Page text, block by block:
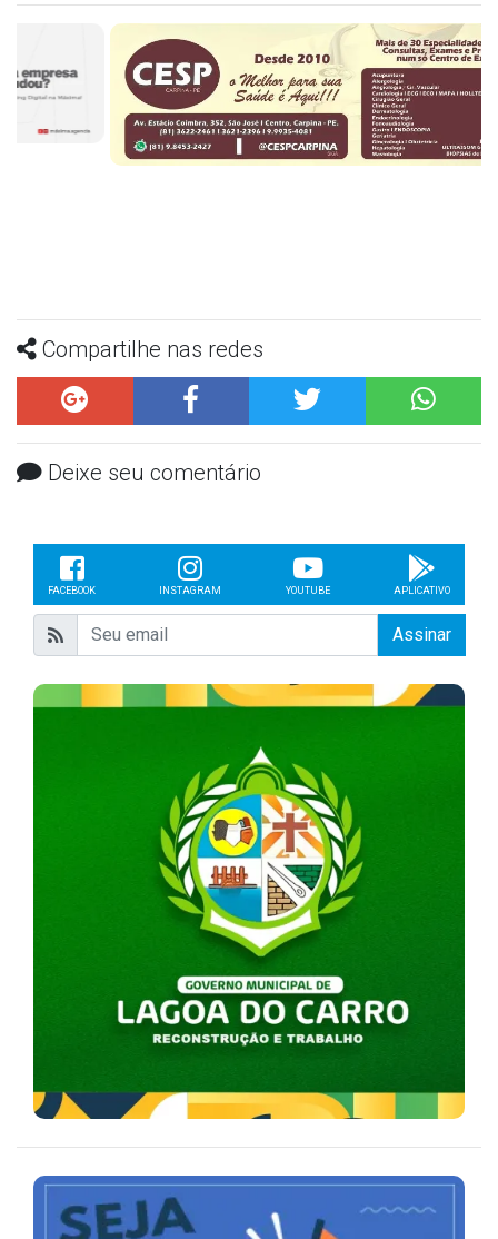
Compartilhe nas redes
Deixe seu comentário
FACEBOOK INSTAGRAM YOUTUBE APLICATIVO
Assinar